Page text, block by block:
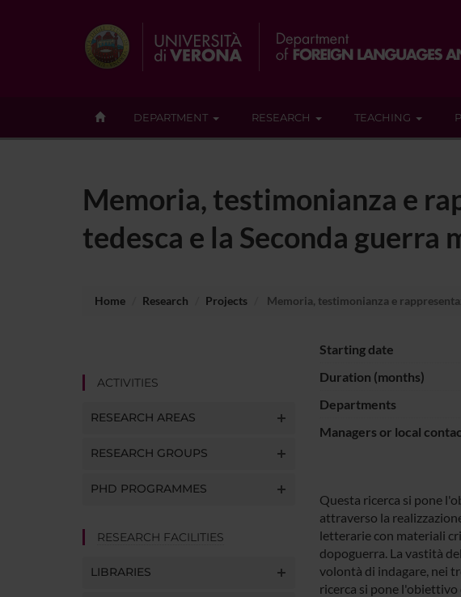
DEPARTMENT RESEARCH TEACHING
Memoria, testimonianza e
tedesca e la Seconda guerra
Home Research Projects Memoria, testimonianza e
ACTIVITIES
RESEARCH AREAS
RESEARCH GROUPS
PHD PROGRAMMES
RESEARCH FACILITIES
LIBRARIES
Starting date
Duration (months)
Departments
Managers or local
Questa ricerca si pone
attraverso la
letterarie con materiali
dopoguerra. La vastità
volontà di indagare, nei
ricerca si pone